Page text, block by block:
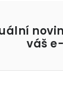
váš